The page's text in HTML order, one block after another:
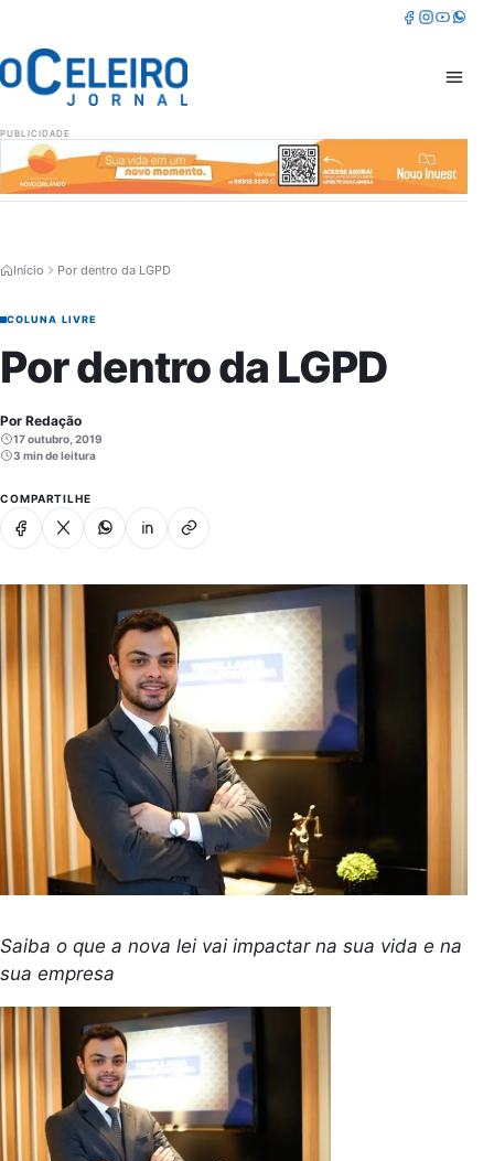
Facebook
Instagram
Youtube
PUBLICIDADE
Abrir
Início Por dentro da LGPD
COLUNA LIVRE
Por dentro da LGPD
Por Redação
17 outubro, 2019
3 min de leitura
COMPARTILHE
Facebook
X WhatsappLinkedinCopiar link
Saiba o que a nova lei vai impactar na sua vida e na
sua empresa